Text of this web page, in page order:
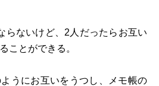
らないけど、2人だったらお互い
ことができる。
うにお互いをうつし、メモ帳の